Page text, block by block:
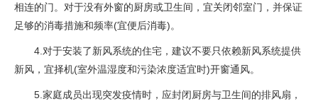
相连的门。对于没有外窗的厨房或卫生间，宜关闭邻室门，并保证
足够的消毒措施和频率(宜便后消毒)。
4.对于安装了新风系统的住宅，建议不要只依赖新风系统提供
新风，宜择机(室外温湿度和污染浓度适宜时)开窗通风。
5.家庭成员出现突发疫情时，应封闭厨房与卫生间的排风扇，